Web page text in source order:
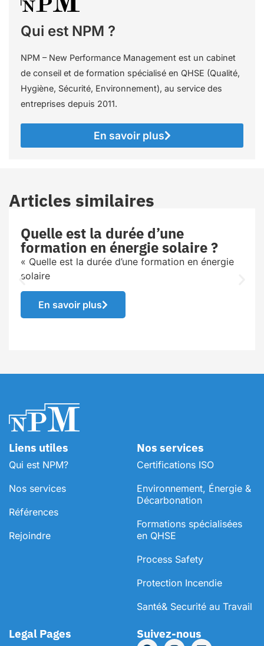
Qui est NPM ?
NPM – New Performance Management est un cabinet
de conseil et de formation spécialisé en QHSE (Qualité,
Hygiène, Sécurité, Environnement), au service des
entreprises depuis 2011.
En savoir plus
Articles similaires
Quelle est la durée d’une
formation en énergie solaire ?
« Quelle est la durée d’une formation en énergie
solaire
En savoir plus
Liens utiles
Qui est NPM?
Nos services
Références
Rejoindre
Nos services
Certifications ISO
Environnement, Énergie &
Décarbonation
⁠Formations spécialisées
en QHSE
Process Safety
Protection Incendie
Santé& Securité au Travail
Legal Pages Suivez-nous